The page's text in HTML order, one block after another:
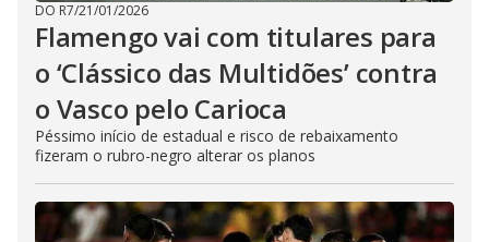
DO R7/21/01/2026
Flamengo vai com titulares para
o ‘Clássico das Multidões’ contra
o Vasco pelo Carioca
Péssimo início de estadual e risco de rebaixamento
fizeram o rubro-negro alterar os planos